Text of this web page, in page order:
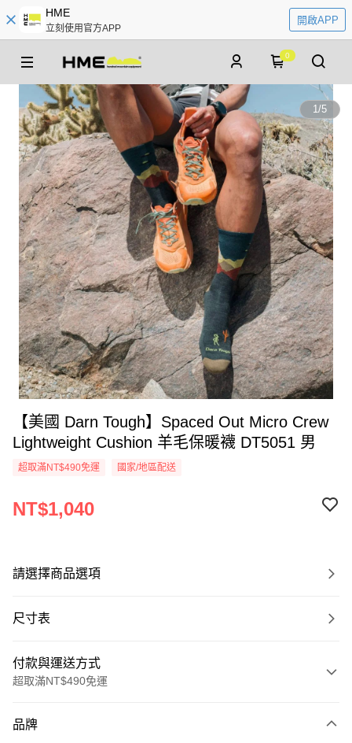
HME
立刻使用官方APP
開啟APP
0
1/5
【美國 Darn Tough】Spaced Out Micro Crew
Lightweight Cushion 羊毛保暖襪 DT5051 男
超取滿NT$490免運 國家/地區配送
NT$1,040
請選擇商品選項
尺寸表
付款與運送方式
超取滿NT$490免運
信用卡一次付款
品牌